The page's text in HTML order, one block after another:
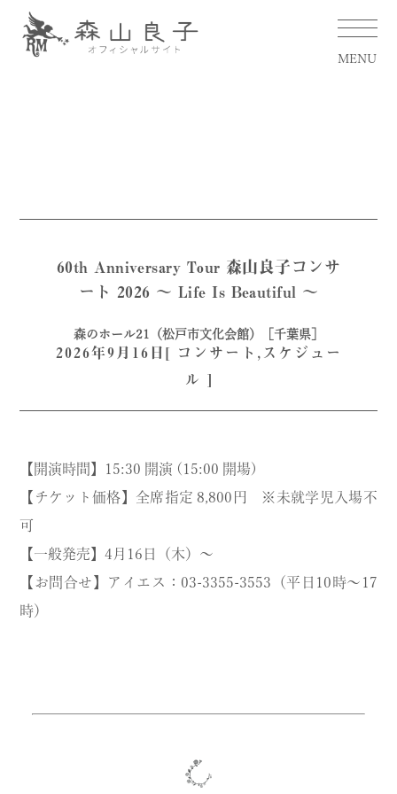
MENU
60th Anniversary Tour 森山良子コンサ
ート 2026 〜 Life Is Beautiful 〜
森のホール21（松戸市文化会館）［千葉県］
2026年9月16日[ コンサート ,スケジュー
ル ]
【開演時間】15:30 開演 (15:00 開場)
【チケット価格】全席指定 8,800円 ※未就学児入場不
可
【一般発売】4月16日（木）〜
【お問合せ】アイエス：03-3355-3553（平日10時～17
時）